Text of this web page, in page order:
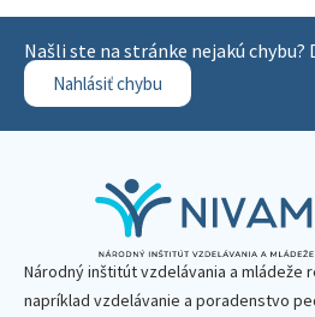
Našli ste na stránke nejakú chybu?
Nahlásiť chybu
Národný inštitút vzdelávania a mládeže
napríklad vzdelávanie a poradenstvo